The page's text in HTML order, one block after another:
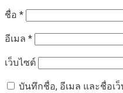
ชื่อ *
อีเมล *
เว็บไซต์
บันทึกชื่อ, อีเมล และชื่อเ